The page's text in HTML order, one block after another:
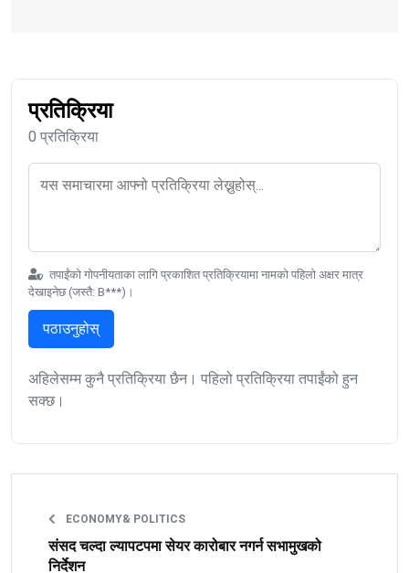
प्रतिक्रिया
0 प्रतिक्रिया
तपाईंको गोपनीयताका लागि प्रकाशित प्रतिक्रियामा नामको पहिलो अक्षर मात्र
देखाइनेछ (जस्तै: B***)।
पठाउनुहोस्
अहिलेसम्म कुनै प्रतिक्रिया छैन। पहिलो प्रतिक्रिया तपाईंको हुन
सक्छ।
ECONOMY& POLITICS
संसद चल्दा ल्यापटपमा सेयर कारोबार नगर्न सभामुखको
निर्देशन